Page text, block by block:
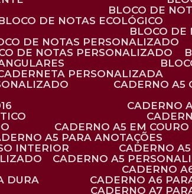
BLOCO DE
BLOCO DE NOTAS ECOLÓGICO
BLOCO
DE NOTAS PERSONALIZADO
DE NOTAS PERSONALIZADO
CADERNETA PERSONALIZADA
CADERNO
CADERNO
CADERNO A5 EM COURO
A5 PARA ANOTAÇÕES
INTERIOR
CADERNO
CADERNO A5
CADERNO
DURA
CADERNO A6
CADERNO A7